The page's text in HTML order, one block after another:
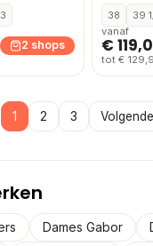
2 shops
38
39
vanaf
€
tot €
1 2 3
Dames Gabor